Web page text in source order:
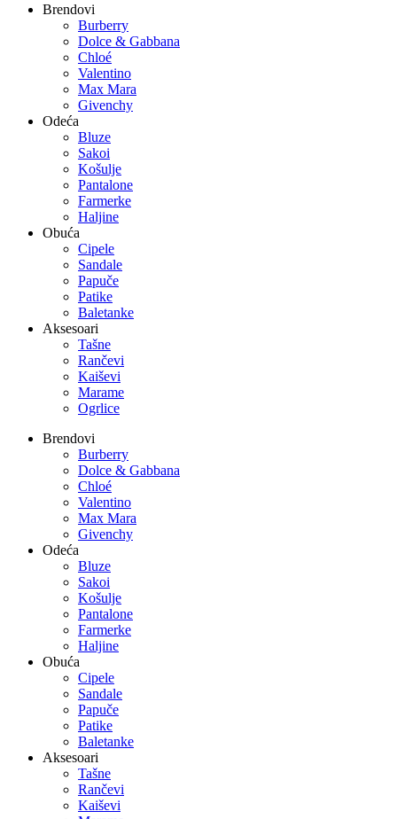
Brendovi
Burberry
Dolce & Gabbana
Chloé
Valentino
Max Mara
Givenchy
Odeća
Bluze
Sakoi
Košulje
Pantalone
Farmerke
Haljine
Obuća
Cipele
Sandale
Papuče
Patike
Baletanke
Aksesoari
Tašne
Rančevi
Kaiševi
Marame
Ogrlice
Brendovi
Burberry
Dolce & Gabbana
Chloé
Valentino
Max Mara
Givenchy
Odeća
Bluze
Sakoi
Košulje
Pantalone
Farmerke
Haljine
Obuća
Cipele
Sandale
Papuče
Patike
Baletanke
Aksesoari
Tašne
Rančevi
Kaiševi